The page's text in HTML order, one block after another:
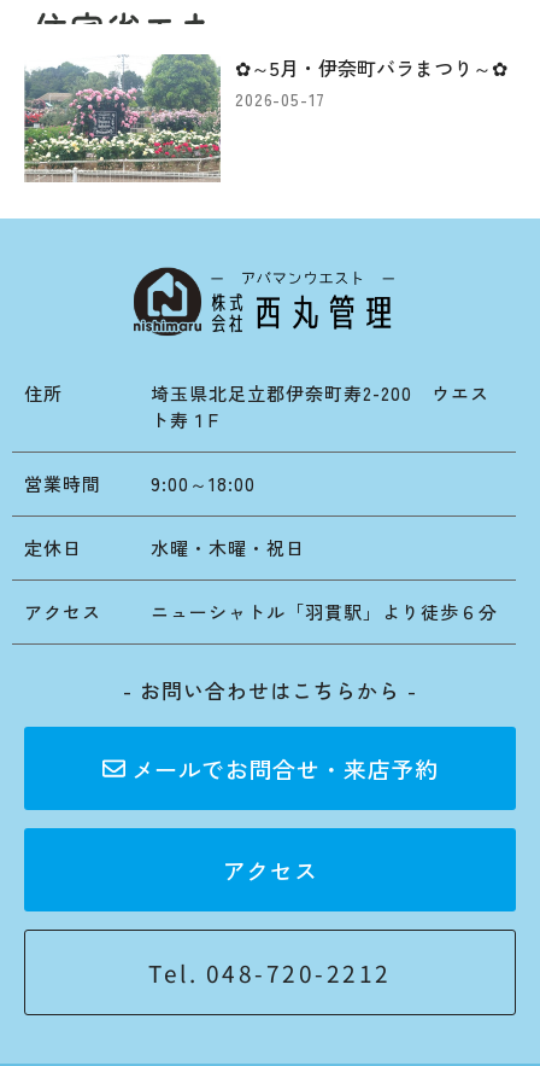
✿～5月・伊奈町バラまつり～✿
2026-05-17
住所
埼玉県北足立郡伊奈町寿2-200 ウエス
ト寿１F
営業時間 9:00～18:00
定休日 水曜・木曜・祝日
アクセス ニューシャトル「羽貫駅」より徒歩６分
- お問い合わせはこちらから -
メールでお問合せ・来店予約
アクセス
Tel. 048-720-2212